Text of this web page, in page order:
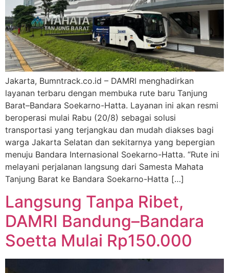
Jakarta, Bumntrack.co.id – DAMRI menghadirkan
layanan terbaru dengan membuka rute baru Tanjung
Barat–Bandara Soekarno-Hatta. Layanan ini akan resmi
beroperasi mulai Rabu (20/8) sebagai solusi
transportasi yang terjangkau dan mudah diakses bagi
warga Jakarta Selatan dan sekitarnya yang bepergian
menuju Bandara Internasional Soekarno-Hatta. “Rute ini
melayani perjalanan langsung dari Samesta Mahata
Tanjung Barat ke Bandara Soekarno-Hatta […]
Langsung Tanpa Ribet,
DAMRI Bandung–Bandara
Soetta Mulai Rp150.000